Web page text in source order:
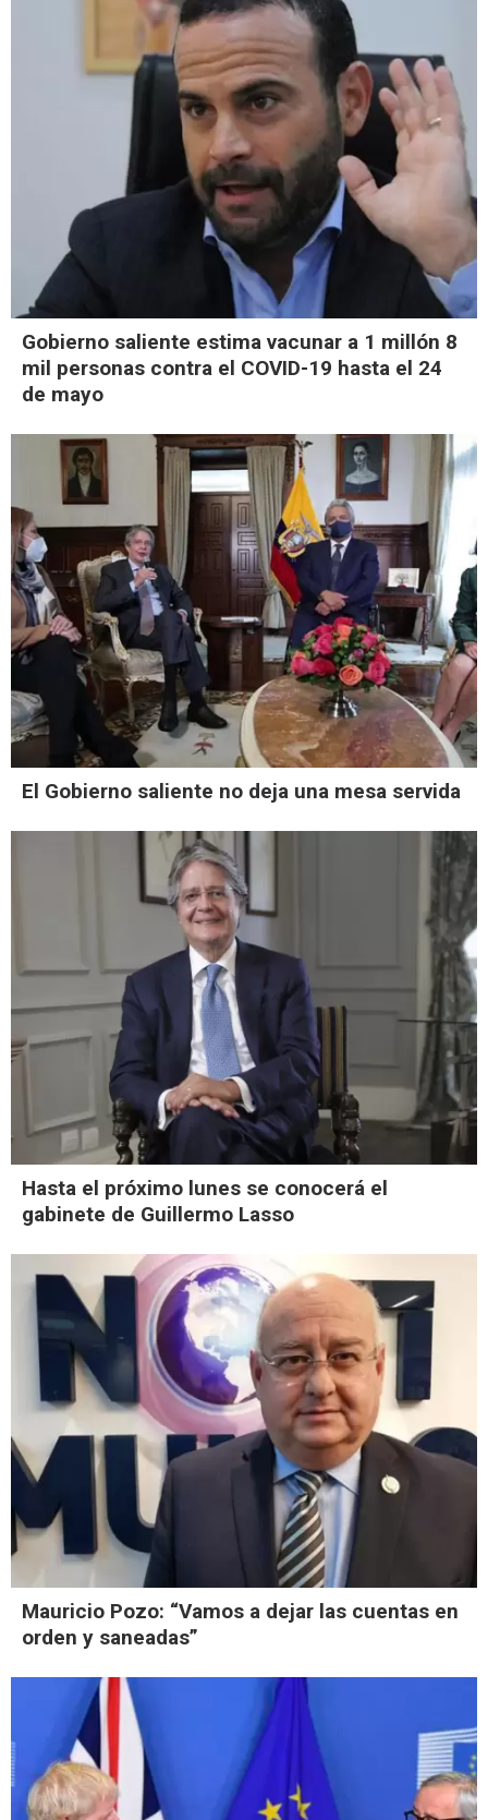
Gobierno saliente estima vacunar a 1 millón 8
mil personas contra el COVID-19 hasta el 24
de mayo
El Gobierno saliente no deja una mesa servida
Hasta el próximo lunes se conocerá el
gabinete de Guillermo Lasso
Mauricio Pozo: “Vamos a dejar las cuentas en
orden y saneadas”